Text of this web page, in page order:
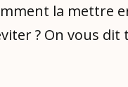
la mettre
? On vous